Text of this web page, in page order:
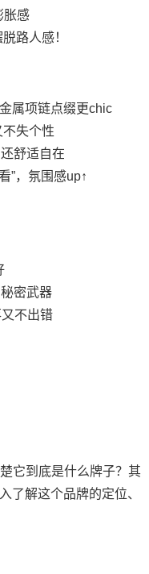
胀感
路人感！
属项链点缀更chic
失个性
舒适自在
”，氛围感up↑
密武器
不出错
它到底是什么牌子？其
了解这个品牌的定位、